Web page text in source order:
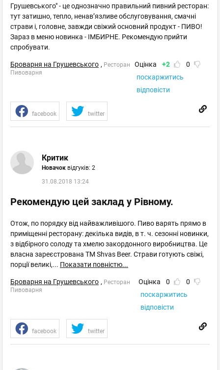
Грушевського" - це однозначно правильний пивний ресторан:
тут затишно, тепло, ненав’язливе обслуговування, смачні
страви і, головне, завжди свіжий основний продукт - ПИВО!
Зараз в меню новинка - ІМБИРНЕ. Рекомендую прийти
спробувати.
Броварня на Грушевського , Ресторан
Пивоварня
Оцінка +2
0
поскаржитись
відповісти
facebook twitter
Критик
Новачок відгуків: 2
31.08.2018 13:24
Рекомендую цей заклад у Рівному.
Отож, по порядку від найважливішого. Пиво варять прямо в
приміщенні ресторану: декілька видів, в т. ч. сезонні новинки,
з відбірного солоду та хмелю закордонного виробництва. Це
власна зареєстрована ТМ Shvas Beer. Страви готують свіжі,
порції великі,... Показати повністю...
Броварня на Грушевського , Ресторан
Пивоварня
Оцінка 0
0
поскаржитись
відповісти
facebook twitter